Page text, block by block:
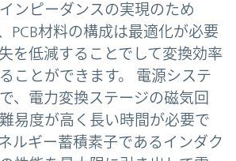
ンピーダンスの実現のため
PCB材料の構成は最適化が必要
を低減することでして変換効率
ことができます。 電源システ
、電力変換ステージの磁気回
易度が高く長い時間が必要で
ルギー蓄積素子であるインダク